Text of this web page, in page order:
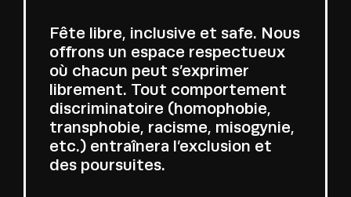
Fête libre, inclusive et safe. Nous
offrons un espace respectueux
où chacun peut s’exprimer
librement. Tout comportement
discriminatoire (homophobie,
transphobie, racisme, misogynie,
etc.) entraînera l’exclusion et
des poursuites.